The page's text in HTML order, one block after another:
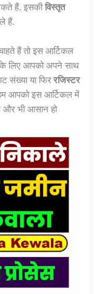
हैं. इसकीविस्तृत
हैं.
हैं तो इस आर्टिकल
लिए आपको अपने साथ
संख्या या फिररजिस्टर
आपको इस आर्टिकल में
भी आसान हो